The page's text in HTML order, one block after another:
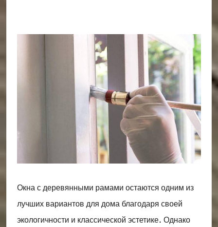
Окна с деревянными рамами остаются одним из
лучших вариантов для дома благодаря своей
экологичности и классической эстетике. Однако